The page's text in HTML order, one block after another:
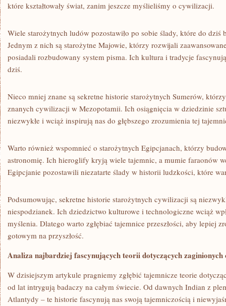
które ⁢kształtowały⁤ świat, zanim ⁢jeszcze myślieliśmy o‍ cywilizacji.
Wiele starożytnych ludów pozostawiło ‌po sobie ślady, które ⁣do‌ dziś⁤
Jednym z nich są starożytne Majowie, którzy rozwijali
posiadali rozbudowany system pisma. Ich ⁣kultura i tradycje
dziś.
Nieco mniej ‌znane są sekretne historie starożytnych Sumerów,
znanych cywilizacji w Mezopotamii. ⁣Ich osiągnięcia w dziedzinie
niezwykłe​ i​ wciąż inspirują nas do głębszego zrozumienia tej
Warto również ⁤wspomnieć o starożytnych Egipcjanach, ‍którzy
astronomię. Ich hieroglify kryją​ wiele ⁣tajemnic, a⁤ mumie faraonów
Egipcjanie pozostawili niezatarte ślady w historii⁢ ludzkości, które
Podsumowując, sekretne historie starożytnych⁤ cywilizacji ⁣są
niespodzianek. Ich dziedzictwo kulturowe i ‌technologiczne wciąż‍
myślenia. ⁤Dlatego warto zgłębiać tajemnice‍ przeszłości, aby lepiej
gotowym⁣ na‌ przyszłość.
Analiza najbardziej ⁣fascynujących teorii dotyczących
W ​dzisiejszym artykule pragniemy zgłębić tajemnicze teorie
od lat intrygują badaczy na całym świecie. Od dawnych Indian⁣ z
Atlantydy‌ – te historie fascynują ‍nas swoją ⁤tajemniczością‍ i